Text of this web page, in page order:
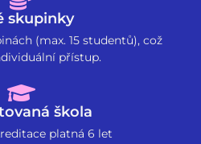
skupinky
(max. 15 studentů), což
přístup.
škola
platná 6 let